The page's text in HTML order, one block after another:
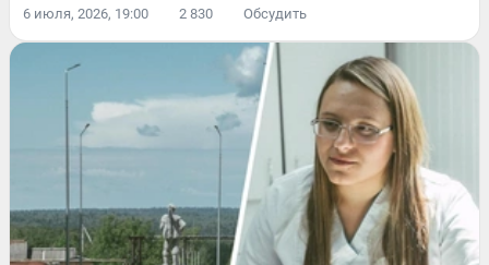
6 июля, 2026, 19:00 2 830 Обсудить